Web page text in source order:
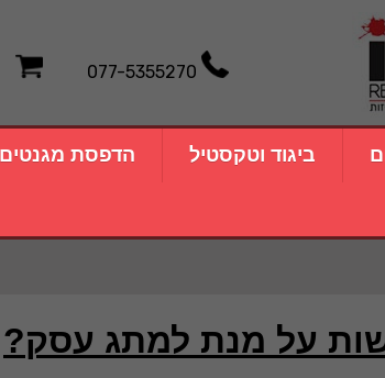
077-5355270
ביגוד וטקסטיל הדפסת מגנטים
על מנת למתג עסק?